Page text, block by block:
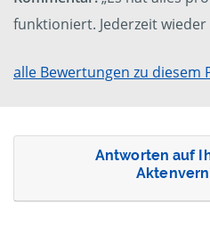
funktioniert. Jederzeit wieder
alle Bewertungen zu diesem
Antworten auf